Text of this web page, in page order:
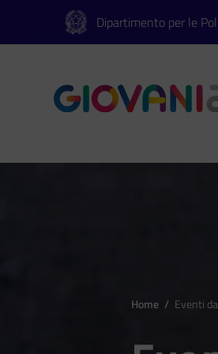
Vai al contenuto principale
Vai al footer Dipartimento per le
Home / Eventi